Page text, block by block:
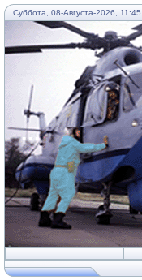
Суббота, 08-Августа-2026, 11:45
...